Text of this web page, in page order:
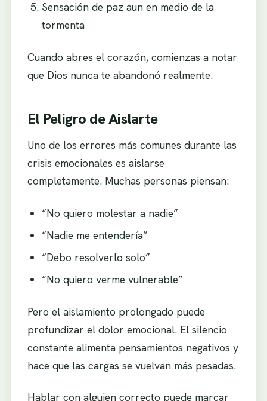
Sensación de paz aun en medio de la
tormenta
Cuando abres el corazón, comienzas a notar
que Dios nunca te abandonó realmente.
El Peligro de Aislarte
Uno de los errores más comunes durante las
crisis emocionales es aislarse
completamente. Muchas personas piensan:
“No quiero molestar a nadie”
“Nadie me entendería”
“Debo resolverlo solo”
“No quiero verme vulnerable”
Pero el aislamiento prolongado puede
profundizar el dolor emocional. El silencio
constante alimenta pensamientos negativos y
hace que las cargas se vuelvan más pesadas.
Hablar con alguien correcto puede marcar